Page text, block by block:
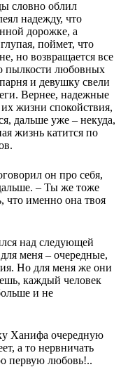
словно облил
надежду, что
дорожке, а
поймет, что
но возвращается все
пылкости любовных
и девушку свели
Вернее, надежные
жизни спокойствия,
дальше уже – некуда,
жизнь катится по
он про себя,
– Ты же тоже
что именно она твоя
над следующей
меня – очередные,
Но для меня же они
каждый человек
и не
Ханифа очередную
а то нервничать
первую любовь!..